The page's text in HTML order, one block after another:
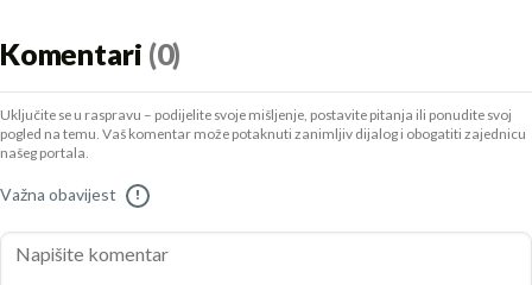
Komentari (0)
Uključite se u raspravu – podijelite svoje mišljenje, postavite pitanja ili ponudite svoj
pogled na temu. Vaš komentar može potaknuti zanimljiv dijalog i obogatiti zajednicu
našeg portala.
Važna obavijest !